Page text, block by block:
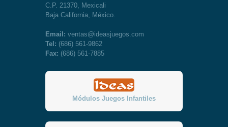
C.P. 21370, Mexicali
Baja California, México.
Email: ventas@ideasjuegos.com
Tel: (686) 561-9862
Fax: (686) 561-7885
Módulos Juegos Infantiles